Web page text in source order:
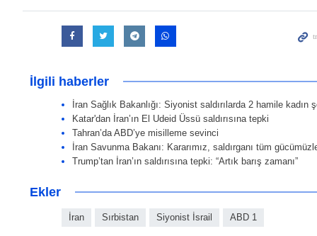
İlgili haberler
İran Sağlık Bakanlığı: Siyonist saldırılarda 2 hamile kadın
Katar'dan İran’ın El Udeid Üssü saldırısına tepki
Tahran’da ABD’ye misilleme sevinci
İran Savunma Bakanı: Kararımız, saldırganı tüm
Trump’tan İran’ın saldırısına tepki: “Artık barış zamanı”
Ekler
İran Sırbistan Siyonist İsrail ABD 1